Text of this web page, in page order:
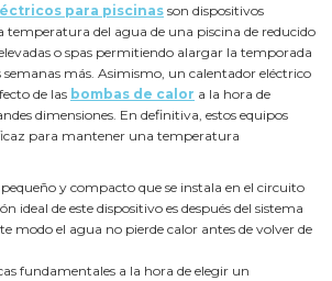
para piscinas son dispositivos
temperatura del agua de una piscina de reducido
o spas permitiendo alargar la temporada
más. Asimismo, un calentador eléctrico
de las bombas de calor a la hora de
dimensiones. En definitiva, estos equipos
para mantener una temperatura
y compacto que se instala en el circuito
ideal de este dispositivo es después del sistema
modo el agua no pierde calor antes de volver de
fundamentales a la hora de elegir un